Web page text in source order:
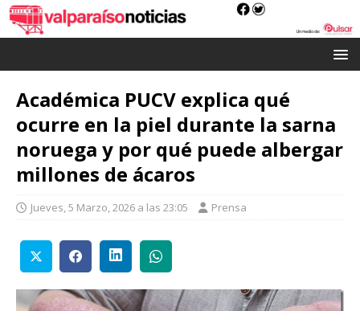
Académica PUCV explica qué
ocurre en la piel durante la sarna
noruega y por qué puede albergar
millones de ácaros
Jueves, 5 Marzo, 2026 a las 23:05 Prensa